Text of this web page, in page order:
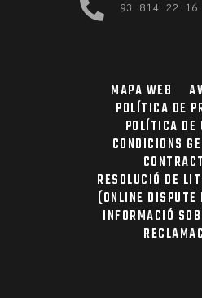
93 814 22 16
MAPA WEB
POLÍTICA DE
POLÍTICA DE
CONDICIONS
RESOLUCIÓ DE
(ONLINE DISPUTE
INFORMACIÓ